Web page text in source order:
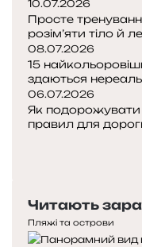
10.07.2026
Просте
розім’яти тіло й
08.07.2026
15
здаються
06.07.2026
Як подорожувати
правил для
Читають
Пляжі та острови